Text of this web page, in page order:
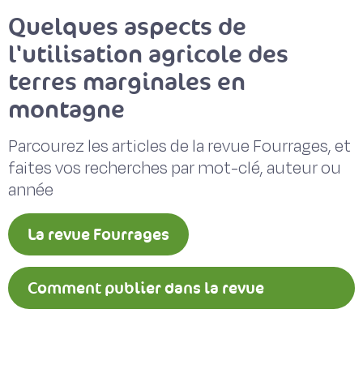
Quelques aspects de
l'utilisation agricole des
terres marginales en
montagne
Parcourez les articles de la revue Fourrages, et
faites vos recherches par mot-clé, auteur ou
année
La revue Fourrages
Comment publier dans la revue